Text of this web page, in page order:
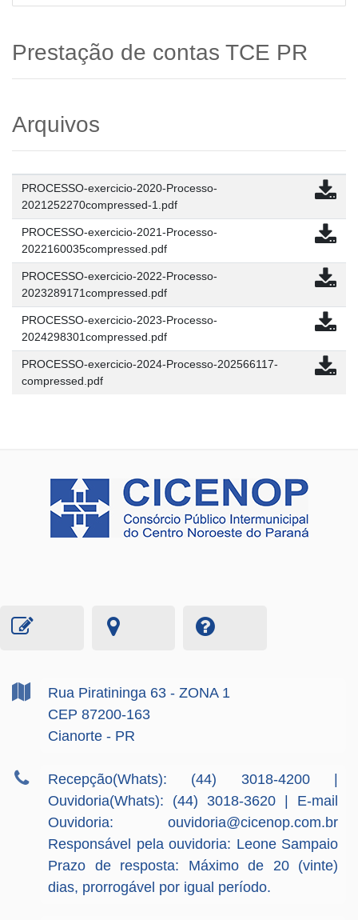
Prestação de contas TCE PR
Arquivos
PROCESSO-exercicio-2020-Processo-
2021252270compressed-1.pdf
PROCESSO-exercicio-2021-Processo-
2022160035compressed.pdf
PROCESSO-exercicio-2022-Processo-
2023289171compressed.pdf
PROCESSO-exercicio-2023-Processo-
2024298301compressed.pdf
PROCESSO-exercicio-2024-Processo-202566117-
compressed.pdf
Rua Piratininga 63 - ZONA 1
CEP 87200-163
Cianorte - PR
Recepção(Whats): (44) 3018-4200 |
Ouvidoria(Whats): (44) 3018-3620 | E-mail
Ouvidoria: ouvidoria@cicenop.com.br
Responsável pela ouvidoria: Leone Sampaio
Prazo de resposta: Máximo de 20 (vinte)
dias, prorrogável por igual período.